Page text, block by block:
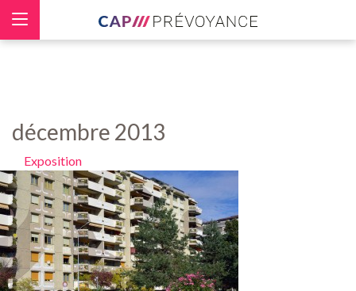
décembre 2013
Exposition
Panneau de gestion des cookies